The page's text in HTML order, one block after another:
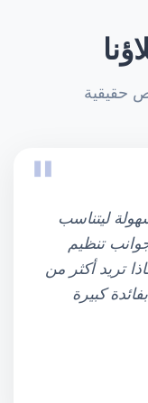
حقيقية
ليتناسب
تنظيم
تريد أكثر من
كبيرة